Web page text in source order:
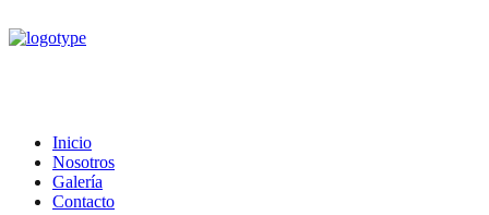
Inicio
Nosotros
Galería
Contacto
Pasillo bodega
Home Próximamente